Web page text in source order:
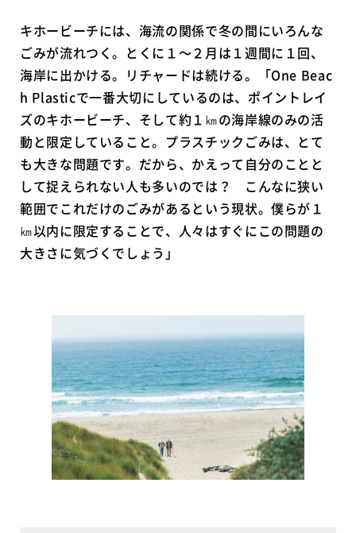
キホービーチには、海流の関係で冬の間にいろんな
ごみが流れつく。とくに１〜２月は１週間に１回、
海岸に出かける。リチャードは続ける。「One Beac
h Plasticで一番大切にしているのは、ポイントレイ
ズのキホービーチ、そして約１㎞の海岸線のみの活
動と限定していること。プラスチックごみは、とて
も大きな問題です。だから、かえって自分のことと
して捉えられない人も多いのでは？ こんなに狭い
範囲でこれだけのごみがあるという現状。僕らが１
㎞以内に限定することで、人々はすぐにこの問題の
大きさに気づくでしょう」